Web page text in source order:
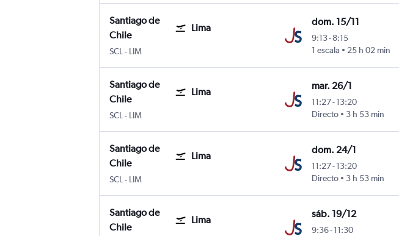
Santiago de
Chile
Lima
SCL Santiago de Chile Internacional Arturo Merino Benítez
- LIM
dom. 15/11
9:13-8:15
1 escala
25 h 02 min
Santiago de
Chile
Lima
SCL Santiago de Chile Internacional Arturo Merino Benítez
- LIM
mar. 26/1
11:27-13:20
Directo
3 h 53 min
Santiago de
Chile
Lima
SCL Santiago de Chile Internacional Arturo Merino Benítez
- LIM
dom. 24/1
11:27-13:20
Directo
3 h 53 min
Santiago de
Chile
Lima
sáb. 19/12
9:36-11:30